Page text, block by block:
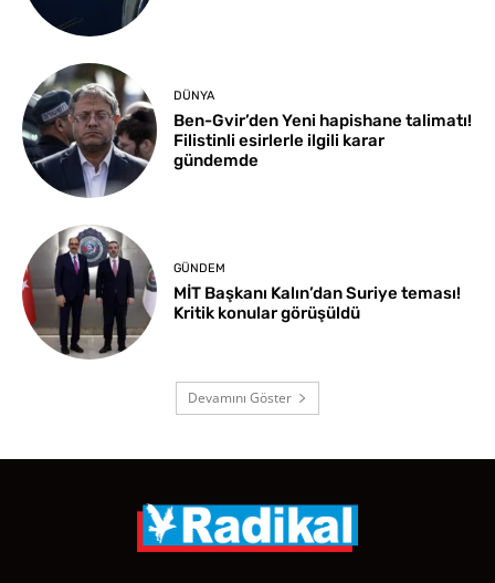
DÜNYA
Ben-Gvir’den Yeni hapishane talimatı!
Filistinli esirlerle ilgili karar
gündemde
GÜNDEM
MİT Başkanı Kalın’dan Suriye teması!
Kritik konular görüşüldü
Devamını Göster